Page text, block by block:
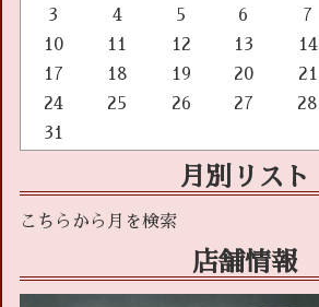
3
4 5 6 7
10
11 12 13 14
17
18 19 20 21
24
25 26 27 28
31
月別リスト
店舗情報